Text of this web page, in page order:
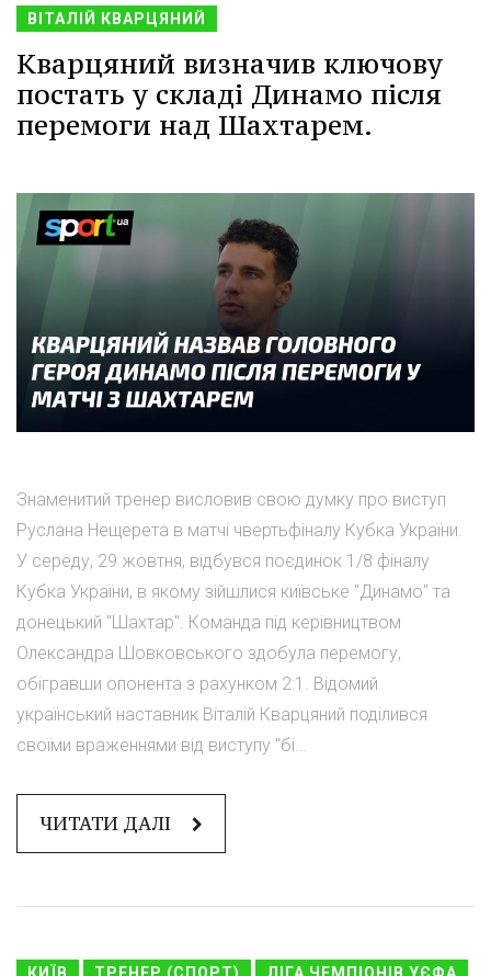
ВІТАЛІЙ КВАРЦЯНИЙ
Кварцяний визначив ключову
постать у складі Динамо після
перемоги над Шахтарем.
Знаменитий тренер висловив свою думку про виступ
Руслана Нещерета в матчі чвертьфіналу Кубка України.
У середу, 29 жовтня, відбувся поєдинок 1/8 фіналу
Кубка України, в якому зійшлися київське "Динамо" та
донецький "Шахтар". Команда під керівництвом
Олександра Шовковського здобула перемогу,
обігравши опонента з рахунком 2:1. Відомий
український наставник Віталій Кварцяний поділився
своїми враженнями від виступу "бі...
ЧИТАТИ ДАЛІ